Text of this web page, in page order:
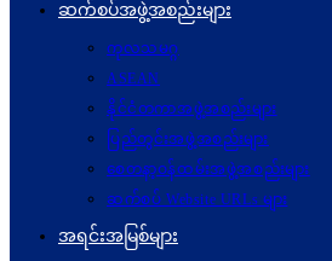
ဆက်စပ်အဖွဲ့အစည်းများ
ကုလသမဂ္ဂ
ASEAN
နိုင်ငံတကာအဖွဲ့အစည်းများ
ပြည်တွင်းအဖွဲ့အစည်းများ
စေတနာ့ဝန်ထမ်းအဖွဲ့အစည်းများ
ဆက်စပ် Website URLs များ
အရင်းအမြစ်များ